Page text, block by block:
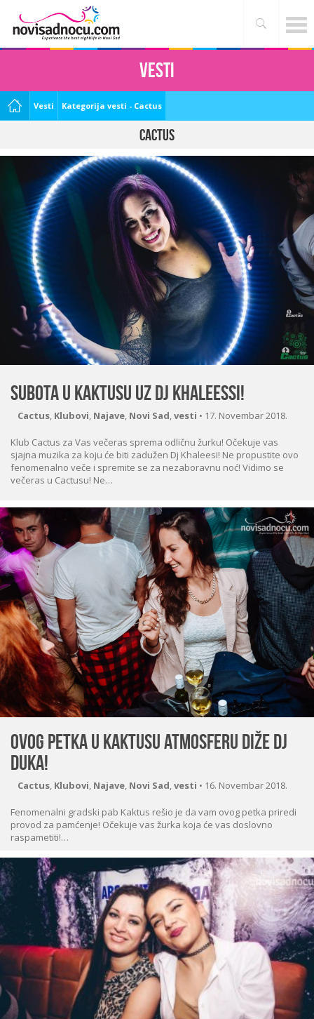
Vesti
Vesti Kategorija vesti - Cactus
Cactus
Subota u Kaktusu uz Dj Khaleessi!
Cactus, Klubovi, Najave, Novi Sad,vesti • 17. Novembar 2018.
Klub Cactus za Vas večeras sprema odličnu žurku! Očekuje vas
sjajna muzika za koju će biti zadužen Dj Khaleesi! Ne propustite ovo
fenomenalno veče i spremite se za nezaboravnu noć! Vidimo se
večeras u Cactusu! Ne…
Ovog petka u Kaktusu atmosferu diže Dj
Duka!
Cactus, Klubovi, Najave, Novi Sad,vesti • 16. Novembar 2018.
Fenomenalni gradski pab Kaktus rešio je da vam ovog petka priredi
provod za pamćenje! Očekuje vas žurka koja će vas doslovno
raspametiti!…